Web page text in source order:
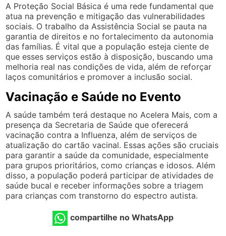
A Proteção Social Básica é uma rede fundamental que
atua na prevenção e mitigação das vulnerabilidades
sociais. O trabalho da Assistência Social se pauta na
garantia de direitos e no fortalecimento da autonomia
das famílias. É vital que a população esteja ciente de
que esses serviços estão à disposição, buscando uma
melhoria real nas condições de vida, além de reforçar
laços comunitários e promover a inclusão social.
Vacinação e Saúde no Evento
A saúde também terá destaque no Acelera Mais, com a
presença da Secretaria de Saúde que oferecerá
vacinação contra a Influenza, além de serviços de
atualização do cartão vacinal. Essas ações são cruciais
para garantir a saúde da comunidade, especialmente
para grupos prioritários, como crianças e idosos. Além
disso, a população poderá participar de atividades de
saúde bucal e receber informações sobre a triagem
para crianças com transtorno do espectro autista.
compartilhe no WhatsApp